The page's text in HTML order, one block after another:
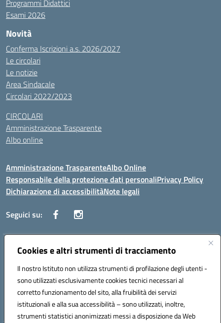
Cookies e altri strumenti di tracciamento
Il nostro Istituto non utilizza strumenti di profilazione degli utenti -
sono utilizzati esclusivamente cookies tecnici necessari al
corretto funzionamento del sito, alla fruibilità dei servizi
istituzionali e alla sua accessibilità – sono utilizzati, inoltre,
strumenti statistici anonimizzati messi a disposizione da Web
Programmi Didattici
Esami 2026
Novità
Conferma Iscrizioni a.s. 2026/2027
Le circolari
Le notizie
Area Sindacale
Circolari 2022/2023
CIRCOLARI
Amministrazione Trasparente
Albo online
Amministrazione TrasparenteAlbo Online
Responsabile della protezione dati personaliPrivacy Policy
Dichiarazione di accessibilitàNote legali
Seguici su:
Indirizzo:Corso Vittorio Emanuele, 27 90133 - Palermo
Posta elettronica certificata (PEC):pais03600r@pec.istruzione.it
Codice fiscale: 97308550827
Codice meccanografico: PAIS03600R